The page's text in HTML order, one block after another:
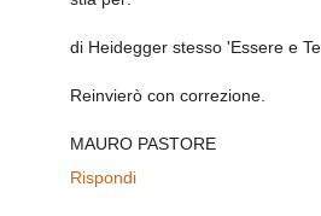
di Heidegger stesso 'Essere e
Reinvierò con correzione.
MAURO PASTORE
Rispondi